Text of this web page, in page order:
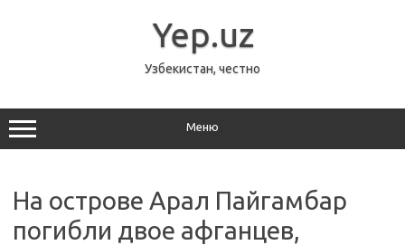
Yep.uz
Узбекистан, честно
Меню
На острове Арал Пайгамбар
погибли двое афганцев,